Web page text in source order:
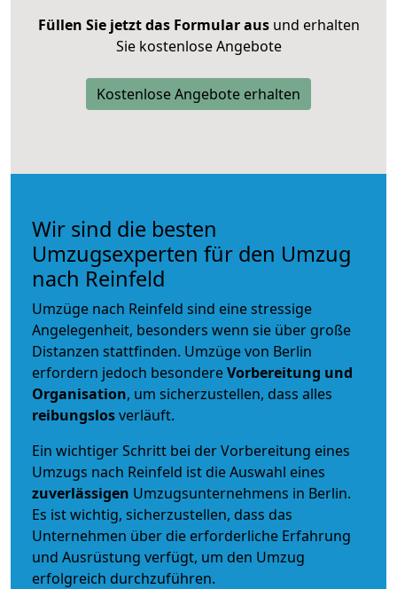
Füllen Sie jetzt das Formular ausund erhalten
Sie kostenlose Angebote
Kostenlose Angebote erhalten
Wir sind die besten
Umzugsexperten für den Umzug
nach Reinfeld
Umzüge nach Reinfeld sind eine stressige
Angelegenheit, besonders wenn sie über große
Distanzen stattfinden. Umzüge von Berlin
erfordern jedoch besondereVorbereitung und
Organisation, um sicherzustellen, dass alles
reibungslosverläuft.
Ein wichtiger Schritt bei der Vorbereitung eines
Umzugs nach Reinfeld ist die Auswahl eines
zuverlässigen Umzugsunternehmens in Berlin.
Es ist wichtig, sicherzustellen, dass das
Unternehmen über die erforderliche Erfahrung
und Ausrüstung verfügt, um den Umzug
erfolgreich durchzuführen.